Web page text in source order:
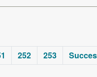
252 253